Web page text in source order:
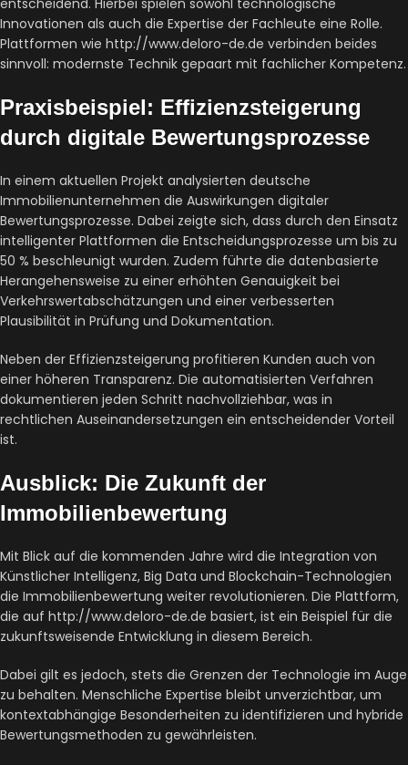
entscheidend. Hierbei spielen sowohl technologische
Innovationen als auch die Expertise der Fachleute eine Rolle.
Plattformen wie http://www.deloro-de.de verbinden beides
sinnvoll: modernste Technik gepaart mit fachlicher Kompetenz.
Praxisbeispiel: Effizienzsteigerung
durch digitale Bewertungsprozesse
In einem aktuellen Projekt analysierten deutsche
Immobilienunternehmen die Auswirkungen digitaler
Bewertungsprozesse. Dabei zeigte sich, dass durch den Einsatz
intelligenter Plattformen die Entscheidungsprozesse um bis zu
50 % beschleunigt wurden. Zudem führte die datenbasierte
Herangehensweise zu einer erhöhten Genauigkeit bei
Verkehrswertabschätzungen und einer verbesserten
Plausibilität in Prüfung und Dokumentation.
Neben der Effizienzsteigerung profitieren Kunden auch von
einer höheren Transparenz. Die automatisierten Verfahren
dokumentieren jeden Schritt nachvollziehbar, was in
rechtlichen Auseinandersetzungen ein entscheidender Vorteil
ist.
Ausblick: Die Zukunft der
Immobilienbewertung
Mit Blick auf die kommenden Jahre wird die Integration von
Künstlicher Intelligenz, Big Data und Blockchain-Technologien
die Immobilienbewertung weiter revolutionieren. Die Plattform,
die auf http://www.deloro-de.de basiert, ist ein Beispiel für die
zukunftsweisende Entwicklung in diesem Bereich.
Dabei gilt es jedoch, stets die Grenzen der Technologie im Auge
zu behalten. Menschliche Expertise bleibt unverzichtbar, um
kontextabhängige Besonderheiten zu identifizieren und hybride
Bewertungsmethoden zu gewährleisten.